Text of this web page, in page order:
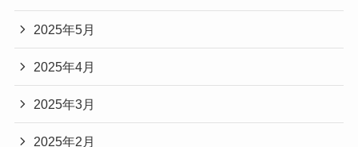
2025年5月
2025年4月
2025年3月
2025年2月